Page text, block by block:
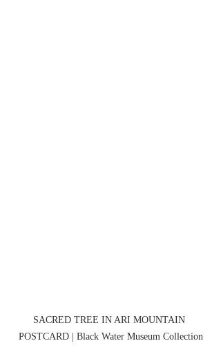
SACRED TREE IN ARI MOUNTAIN
POSTCARD | Black Water Museum Collection